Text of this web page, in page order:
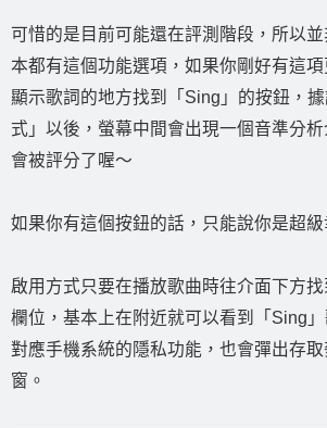
可惜的是目前可能還在評測階段，所以
本都有這個功能選項，如果你剛好有這
顯示歌詞的地方找到「Sing」的按鈕，
式」以後，螢幕中間會出現一個音準分
會被評分了喔～
如果你有這個按鈕的話，只能說你是超級
啟用方式只要在播放歌曲時往介面下方
欄位，基本上在附近就可以看到「Sing
對應手機系統的隱私功能，也會彈出存
窗。